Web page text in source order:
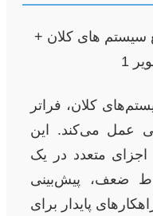
کلان، فراتر
عمل می‌کند. این
متعدد در یک
ضعف، پیش‌بینی
پایدار برای